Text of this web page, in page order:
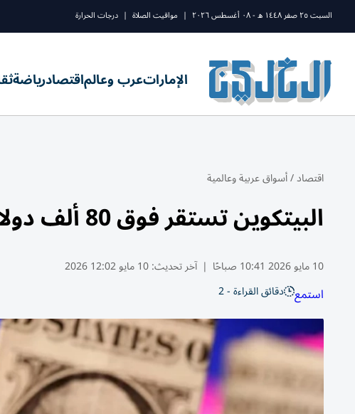
السبت ٢٥ صفر ١٤٤٨ ه - ٠٨ أغسطس ٢٠٢٦ | مواقيت الصلاة | درجات الحرارة
الإماراتعرب وعالماقتصادرياضة
اقتصاد/أسواق عربية وعالمية
البيتكوين تستقر فوق 80 ألف دولار
10 مايو 2026 10:41 صباحًا | آخر تحديث:10 مايو 12:02 2026
استمع دقائق القراءة - 2